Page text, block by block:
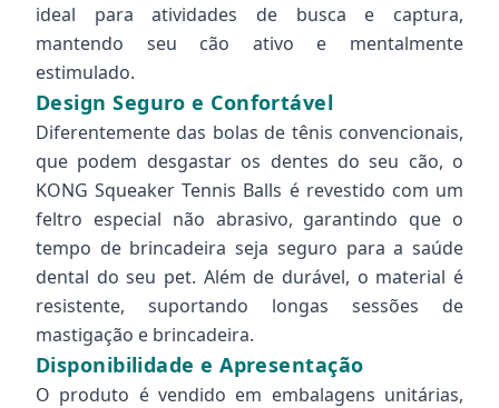
ideal para atividades de busca e captura,
mantendo seu cão ativo e mentalmente
estimulado.
Design Seguro e Confortável
Diferentemente das bolas de tênis convencionais,
que podem desgastar os dentes do seu cão, o
KONG Squeaker Tennis Balls é revestido com um
feltro especial não abrasivo, garantindo que o
tempo de brincadeira seja seguro para a saúde
dental do seu pet. Além de durável, o material é
resistente, suportando longas sessões de
mastigação e brincadeira.
Disponibilidade e Apresentação
O produto é vendido em embalagens unitárias,